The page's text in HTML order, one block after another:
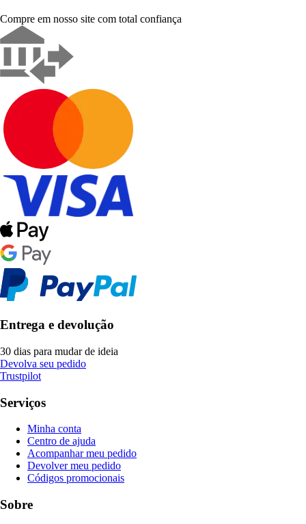
Compre em nosso site com total confiança
Entrega e devolução
30 dias para mudar de ideia
Devolva seu pedido
Trustpilot
Serviços
Minha conta
Centro de ajuda
Acompanhar meu pedido
Devolver meu pedido
Códigos promocionais
Sobre